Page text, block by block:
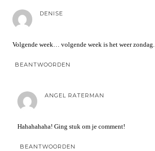
DENISE
Volgende week… volgende week is het weer zondag.
BEANTWOORDEN
ANGEL RATERMAN
Hahahahaha! Ging stuk om je comment!
BEANTWOORDEN